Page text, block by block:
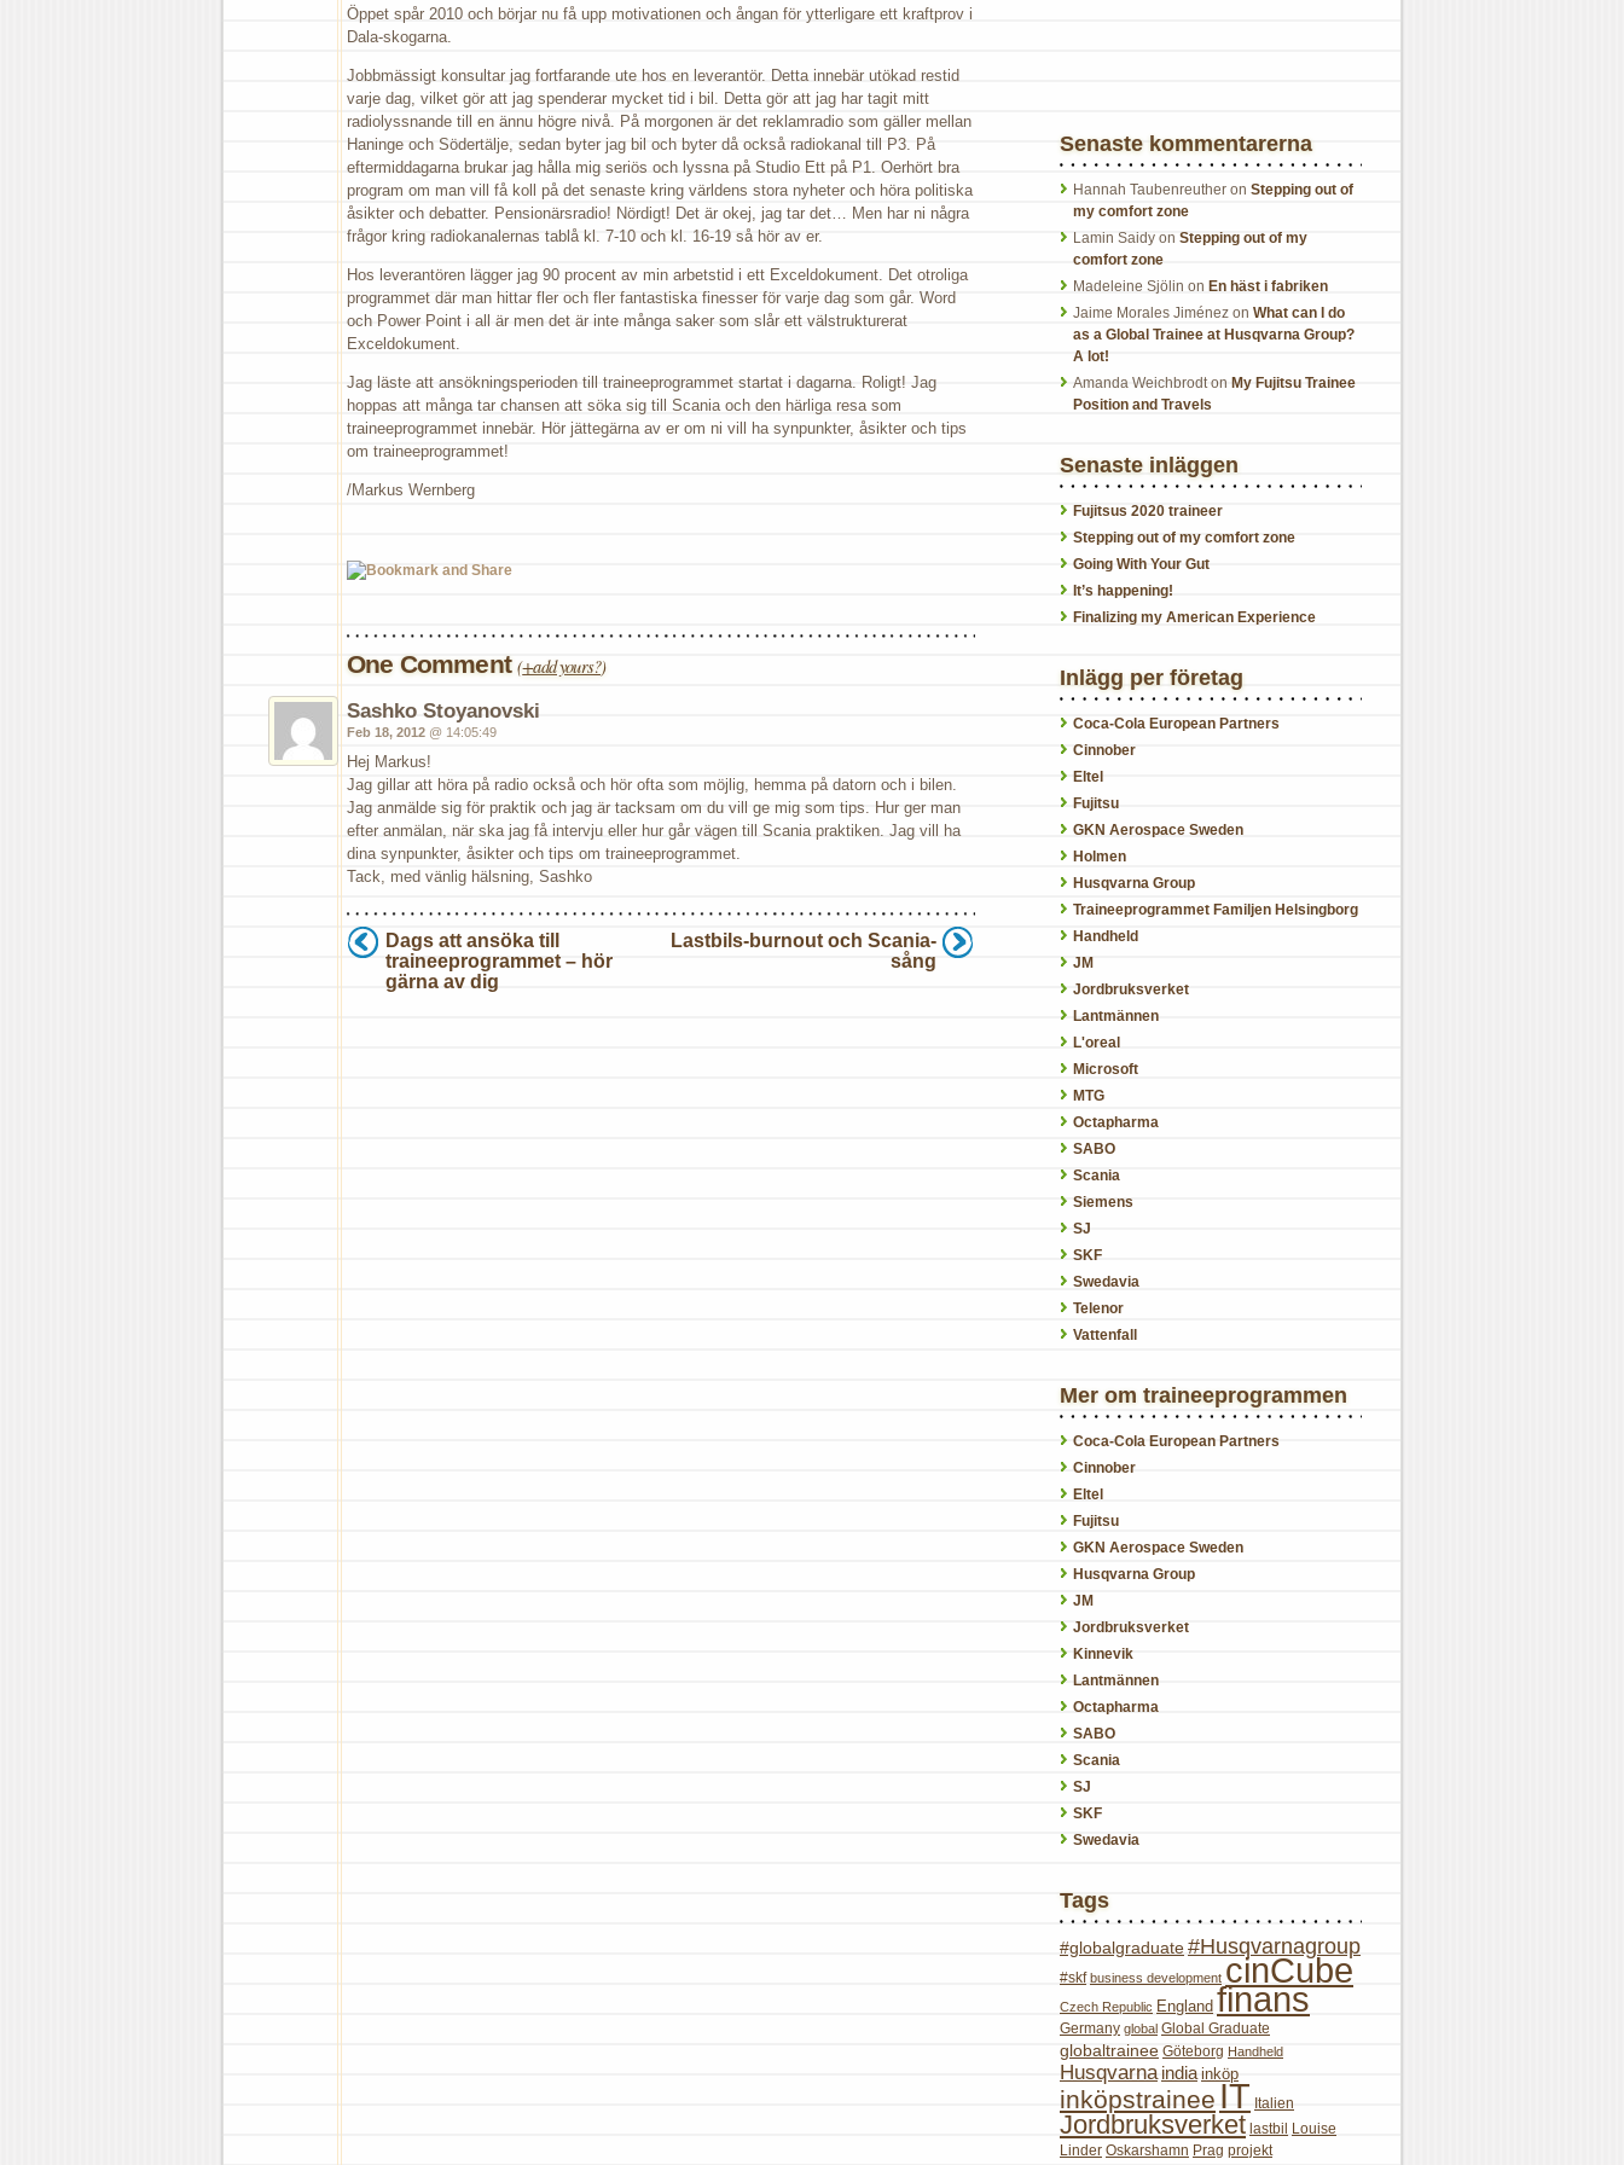
Öppet spår 2010 och börjar nu få upp motivationen och ångan för ytterligare ett kraftprov i
Dala-skogarna.
Jobbmässigt konsultar jag fortfarande ute hos en leverantör. Detta innebär utökad restid
varje dag, vilket gör att jag spenderar mycket tid i bil. Detta gör att jag har tagit mitt
radiolyssnande till en ännu högre nivå. På morgonen är det reklamradio som gäller mellan
Haninge och Södertälje, sedan byter jag bil och byter då också radiokanal till P3. På
eftermiddagarna brukar jag hålla mig seriös och lyssna på Studio Ett på P1. Oerhört bra
program om man vill få koll på det senaste kring världens stora nyheter och höra politiska
åsikter och debatter. Pensionärsradio! Nördigt! Det är okej, jag tar det… Men har ni några
frågor kring radiokanalernas tablå kl. 7-10 och kl. 16-19 så hör av er.
Hos leverantören lägger jag 90 procent av min arbetstid i ett Exceldokument. Det otroliga
programmet där man hittar fler och fler fantastiska finesser för varje dag som går. Word
och Power Point i all är men det är inte många saker som slår ett välstrukturerat
Exceldokument.
Jag läste att ansökningsperioden till traineeprogrammet startat i dagarna. Roligt! Jag
hoppas att många tar chansen att söka sig till Scania och den härliga resa som
traineeprogrammet innebär. Hör jättegärna av er om ni vill ha synpunkter, åsikter och tips
om traineeprogrammet!
/Markus Wernberg
One Comment(+add yours?)
Sashko Stoyanovski
Feb 18, 2012 @ 14:05:49
Hej Markus!
Jag gillar att höra på radio också och hör ofta som möjlig, hemma på datorn och i bilen.
Jag anmälde sig för praktik och jag är tacksam om du vill ge mig som tips. Hur ger man
efter anmälan, när ska jag få intervju eller hur går vägen till Scania praktiken. Jag vill ha
dina synpunkter, åsikter och tips om traineeprogrammet.
Tack, med vänlig hälsning, Sashko
Dags att ansöka till
traineeprogrammet – hör
gärna av dig
Lastbils-burnout och Scania-
sång
Senaste kommentarerna
Hannah Taubenreuther on Stepping out of
my comfort zone
Lamin Saidy on Stepping out of my
comfort zone
Madeleine Sjölin on En häst i fabriken
Jaime Morales Jiménez on What can I do
as a Global Trainee at Husqvarna Group?
A lot!
Amanda Weichbrodton My Fujitsu Trainee
Position and Travels
Senaste inläggen
Fujitsus 2020 traineer
Stepping out of my comfort zone
Going With Your Gut
It’s happening!
Finalizing my American Experience
Inlägg per företag
Coca-Cola European Partners
Cinnober
Eltel
Fujitsu
GKN Aerospace Sweden
Holmen
Husqvarna Group
Traineeprogrammet Familjen Helsingborg
Handheld
JM
Jordbruksverket
Lantmännen
L'oreal
Microsoft
MTG
Octapharma
SABO
Scania
Siemens
SJ
SKF
Swedavia
Telenor
Vattenfall
Mer om traineeprogrammen
Coca-Cola European Partners
Cinnober
Eltel
Fujitsu
GKN Aerospace Sweden
Husqvarna Group
JM
Jordbruksverket
Kinnevik
Lantmännen
Octapharma
SABO
Scania
SJ
SKF
Swedavia
Tags
#globalgraduate#Husqvarnagroup
#skf business development cinCube
Czech Republic England finans
Germany global Global Graduate
globaltrainee Göteborg Handheld
Husqvarna india inköp
inköpstraineeIT Italien
Jordbruksverket lastbil
Louise
Linder Oskarshamn Prag projekt